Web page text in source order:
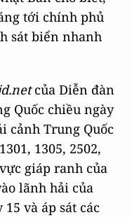
tới chính phủ
sát biển nhanh
của Diễn đàn
Quốc chiều ngày
cảnh Trung Quốc
1305, 2502,
giáp ranh của
lãnh hải của
và áp sát các